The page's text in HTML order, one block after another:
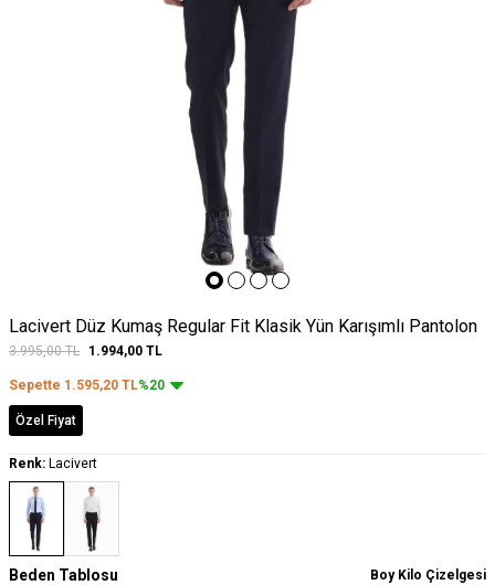
Lacivert Düz Kumaş Regular Fit Klasik Yün Karışımlı Pantolon
3.995,00TL 1.994,00 TL
Sepette 1.595,20 TL%20
Özel Fiyat
Renk: Lacivert
Beden Tablosu
Boy Kilo Çizelgesi